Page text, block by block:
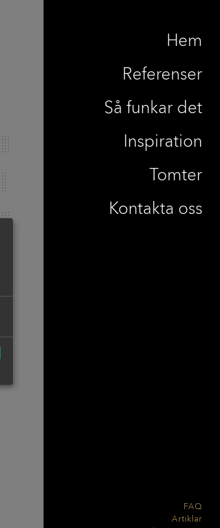
Hem
Referenser
Så funkar det
Inspiration
Tomter
Kontakta oss
FAQ
Artiklar